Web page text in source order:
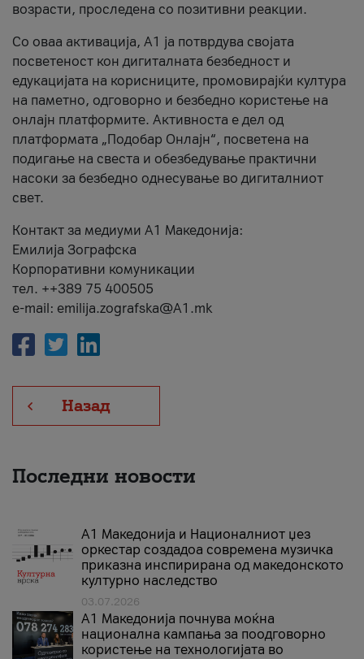
возрасти, проследена со позитивни реакции.
Со оваа активација, А1 ја потврдува својата
посветеност кон дигиталната безбедност и
едукацијата на корисниците, промовирајќи култура
на паметно, одговорно и безбедно користење на
онлајн платформите. Активноста е дел од
платформата „Подобар Онлајн“, посветена на
подигање на свеста и обезбедување практични
насоки за безбедно однесување во дигиталниот
свет.
Контакт за медиуми А1 Македонија:
Емилија Зографска
Корпоративни комуникации
тел. ++389 75 400505
e-mail: emilija.zografska@A1.mk
Назад
Последни новости
А1 Македонија и Националниот џез
оркестар создадоа современа музичка
приказна инспирирана од македонското
културно наследство
03.07.2026
A1 Македонија почнува моќна
национална кампања за поодговорно
користење на технологијата во